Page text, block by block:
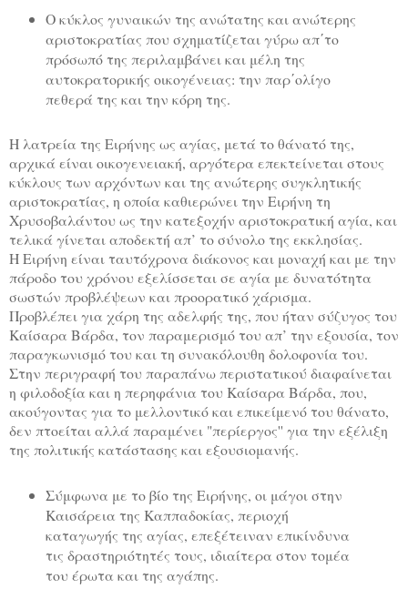
Ο κύκλος γυναικών της ανώτατης και ανώτερης
αριστοκρατίας που σχηματίζεται γύρω απ΄το
πρόσωπό της περιλαμβάνει και μέλη της
αυτοκρατορικής οικογένειας: την παρ΄ολίγο
πεθερά της και την κόρη της.
Η λατρεία της Ειρήνης ως αγίας, μετά το θάνατό της,
αρχικά είναι οικογενειακή, αργότερα επεκτείνεται στους
κύκλους των αρχόντων και της ανώτερης συγκλητικής
αριστοκρατίας, η οποία καθιερώνει την Ειρήνη τη
Χρυσοβαλάντου ως την κατεξοχήν αριστοκρατική αγία, και
τελικά γίνεται αποδεκτή απ’ το σύνολο της εκκλησίας.
Η Ειρήνη είναι ταυτόχρονα διάκονος και μοναχή και με την
πάροδο του χρόνου εξελίσσεται σε αγία με δυνατότητα
σωστών προβλέψεων και προορατικό χάρισμα.
Προβλέπει για χάρη της αδελφής της, που ήταν σύζυγος του
Καίσαρα Βάρδα, τον παραμερισμό του απ’ την εξουσία, τον
παραγκωνισμό του και τη συνακόλουθη δολοφονία του.
Στην περιγραφή του παραπάνω περιστατικού διαφαίνεται
η φιλοδοξία και η περηφάνια του Καίσαρα Βάρδα, που,
ακούγοντας για το μελλοντικό και επικείμενό του θάνατο,
δεν πτοείται αλλά παραμένει "περίεργος'' για την εξέλιξη
της πολιτικής κατάστασης και εξουσιομανής.
Σύμφωνα με το βίο της Ειρήνης, οι μάγοι στην
Καισάρεια της Καππαδοκίας, περιοχή
καταγωγής της αγίας, επεξέτειναν επικίνδυνα
τις δραστηριότητές τους, ιδιαίτερα στον τομέα
του έρωτα και της αγάπης.